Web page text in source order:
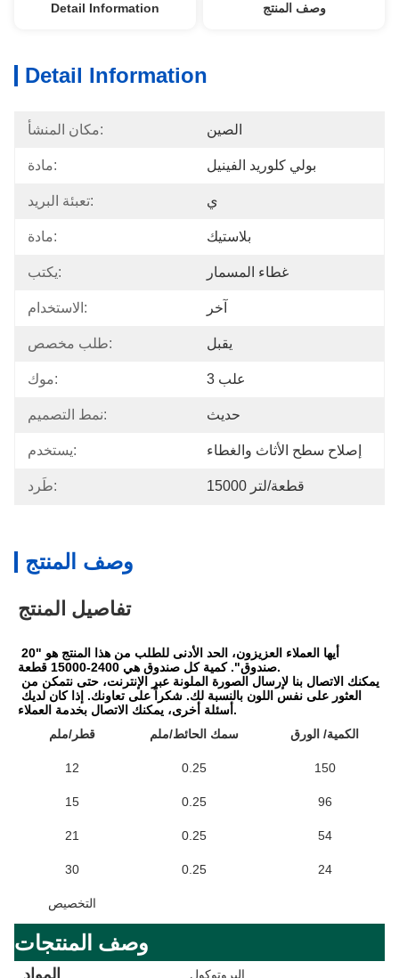
Detail Information وصف المنتج
Detail Information
مكان المنشأ: الصين
مادة: بولي كلوريد الفينيل
تعبئة البريد: ي
مادة: بلاستيك
يكتب: غطاء المسمار
الاستخدام: آخر
طلب مخصص: يقبل
موك: 3 علب
نمط التصميم: حديث
يستخدم: إصلاح سطح الأثاث والغطاء
طَرد: 15000 قطعة/لتر
وصف المنتج
تفاصيل المنتج
صندوق". كمية كل صندوق هي 2400-15000 قطعة.
أسئلة أخرى، يمكنك الاتصال بخدمة العملاء.
قطر/ملم
سمك الحائط/ملم الكمية/ الورق
12 0.25 150
15 0.25 96
21 0.25 54
30 0.25 24
التخصيص
وصف المنتجات
المواد البروتوكول